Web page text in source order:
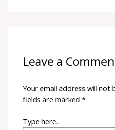
Leave a
Your email address will not
fields are marked*
Type here..